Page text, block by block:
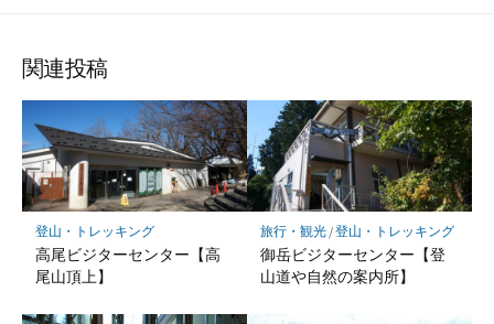
関連投稿
登山・トレッキング
高尾ビジターセンター【高
尾山頂上】
旅行・観光/登山・トレッキング
御岳ビジターセンター【登
山道や自然の案内所】